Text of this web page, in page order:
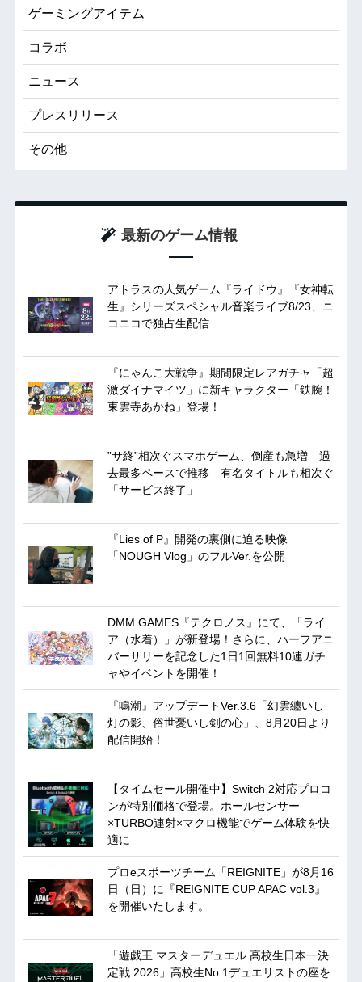
ゲーミングアイテム
コラボ
ニュース
プレスリリース
その他
最新のゲーム情報
アトラスの人気ゲーム『ライドウ』『女神転
生』シリーズスペシャル音楽ライブ8/23、ニ
コニコで独占生配信
『にゃんこ大戦争』期間限定レアガチャ「超
激ダイナマイツ」に新キャラクター「鉄腕！
東雲寺あかね」登場！
”サ終”相次ぐスマホゲーム、倒産も急増 過
去最多ペースで推移 有名タイトルも相次ぐ
「サービス終了」
『Lies of P』開発の裏側に迫る映像
「NOUGH Vlog」のフルVer.を公開
DMM GAMES『テクロノス』にて、「ライ
ア（水着）」が新登場！さらに、ハーフアニ
バーサリーを記念した1日1回無料10連ガチ
ャやイベントを開催！
『鳴潮』アップデートVer.3.6「幻雲纏いし
灯の影、俗世憂いし剣の心」、8月20日より
配信開始！
【タイムセール開催中】Switch 2対応プロコ
ンが特別価格で登場。ホールセンサー
×TURBO連射×マクロ機能でゲーム体験を快
適に
プロeスポーツチーム「REIGNITE」が8月16
日（日）に『REIGNITE CUP APAC vol.3』
を開催いたします。
「遊戯王 マスターデュエル 高校生日本一決
定戦 2026」高校生No.1デュエリストの座を